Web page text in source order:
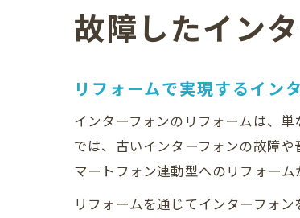
故障したイン
リフォームで実現するイン
インターフォンのリフォームは、
では、古いインターフォンの故障
マートフォン連動型へのリフォー
リフォームを通じてインターフォ